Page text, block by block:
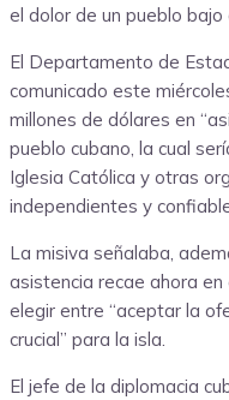
el dolor de un pueblo bajo
El Departamento de
comunicado este
millones de dólares en
pueblo cubano, la cual
Iglesia Católica y otras
independientes y
La misiva señalaba,
asistencia recae ahora en
elegir entre “aceptar la
crucial” para la isla.
El jefe de la diplomacia